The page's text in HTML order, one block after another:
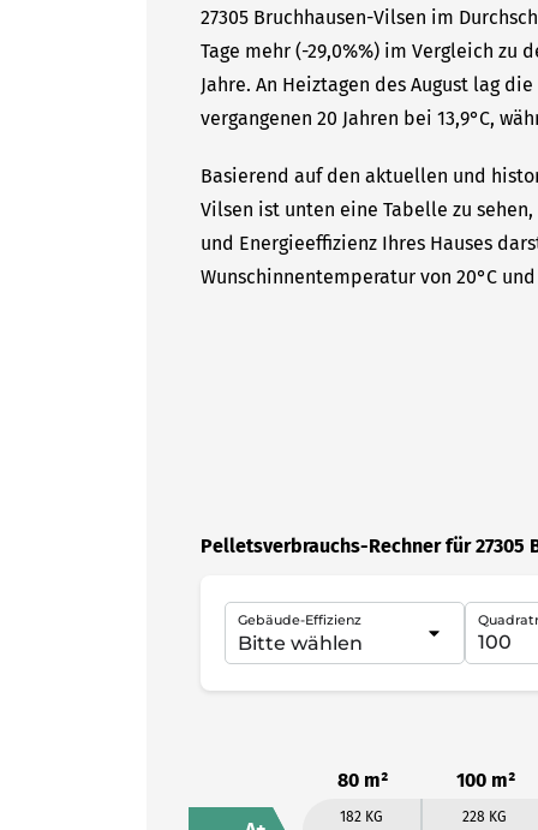
27305 Bruchhausen-Vilsen im
Tage mehr (-29,0%%) im Vergleich
Jahre. An Heiztagen des August lag
vergangenen 20 Jahren bei 13,9°C,
Basierend auf den aktuellen und
Vilsen ist unten eine Tabelle zu
und Energieeffizienz Ihres Hauses
Wunschinnentemperatur von 20°C
Pelletsverbrauchs-Rechner für 27305
Gebäude-Effizienz
80 m² 100 m²
182 KG 228 KG